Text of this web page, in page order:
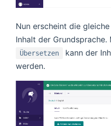
Nun erscheint die
Inhalt der
Übersetzen
kann der
werden.